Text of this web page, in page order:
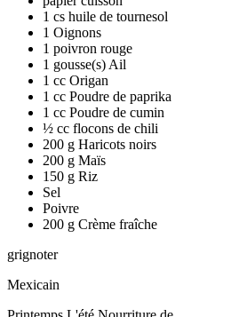
1 cs huile de tournesol
1 Oignons
1 poivron rouge
1 gousse(s) Ail
1 cc Origan
1 cc Poudre de paprika
1 cc Poudre de cumin
½ cc flocons de chili
200 g Haricots noirs
200 g Maïs
150 g Riz
Sel
Poivre
200 g Crème fraîche
grignoter
Mexicain